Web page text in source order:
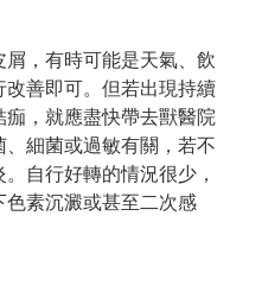
，有時可能是天氣、飲
善即可。但若出現持續
，就應盡快帶去獸醫院
細菌或過敏有關，若不
自行好轉的情況很少，
色素沉澱或甚至二次感